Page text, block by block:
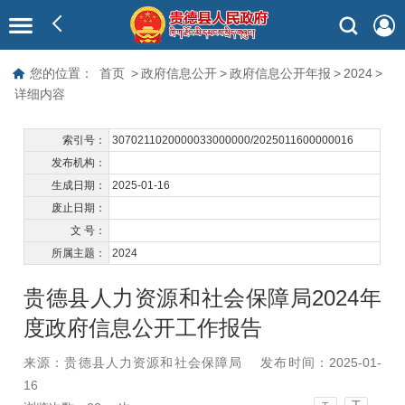
您的位置： 首页 > 政府信息公开 > 政府信息公开年报 > 2024 >
详细内容
索引号：
3070211020000033000000/2025011600000016
发布机构：
生成日期：
2025-01-16
废止日期：
文 号：
所属主题：
2024
贵德县人力资源和社会保障局2024年
度政府信息公开工作报告
来源：贵德县人力资源和社会保障局
发布时间：2025-01-
16